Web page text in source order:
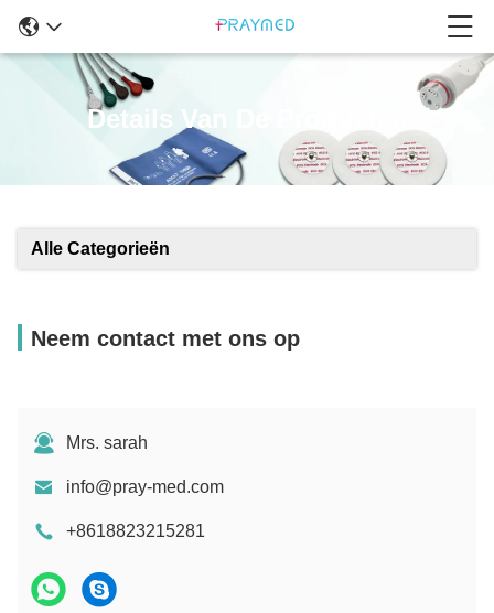
Details Van De Producten
Alle Categorieën
Neem contact met ons op
Mrs. sarah
info@pray-med.com
+8618823215281